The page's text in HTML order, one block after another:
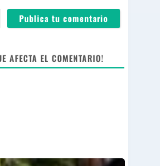
AFECTA EL COMENTARIO!